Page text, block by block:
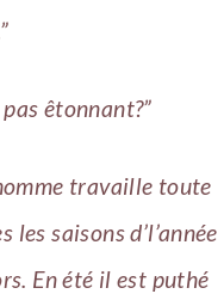
pas êtonnant?”
travaille toute
saisons d’l’année
En été il est puthé